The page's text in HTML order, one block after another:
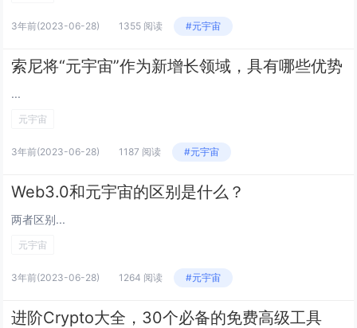
3年前(2023-06-28) 1355 阅读 #元宇宙
索尼将“元宇宙”作为新增长领域，具有哪些优势
...
元宇宙
3年前(2023-06-28) 1187 阅读 #元宇宙
Web3.0和元宇宙的区别是什么？
两者区别...
元宇宙
3年前(2023-06-28) 1264 阅读 #元宇宙
进阶Crypto大全，30个必备的免费高级工具